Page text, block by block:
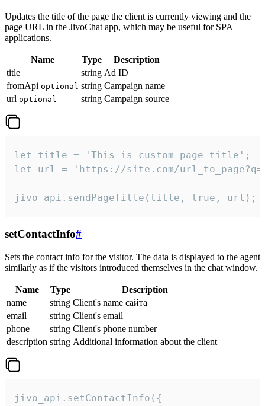
Updates the title of the page the client is currently viewing and the
page URL in the JivoChat app, which may be useful for SPA
applications.
Name Type
Description
title
string Ad ID
fromApi optional string Campaign name
url optional string Campaign source
let title = 'This is custom page title';
let url = 'https://site.com/
jivo_api.sendPageTitle(title, true, url);
setContactInfo#
Sets the contact info for the visitor. The data is displayed to the agent
similarly as if the visitors introduced themselves in the chat window.
Name Type
Description
name
string Client's name сайта
email
string Client's email
phone
string Client's phone number
description string Additional information about the client
jivo_api.setContactInfo({